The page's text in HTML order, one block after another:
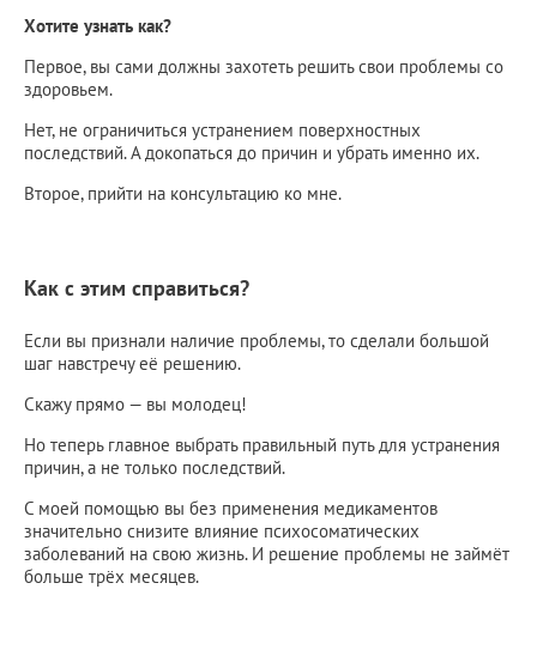
Хотите узнать как?
Первое, вы сами должны захотеть решить свои проблемы со
здоровьем.
Нет, не ограничиться устранением поверхностных
последствий. А докопаться до причин и убрать именно их.
Второе, прийти на консультацию ко мне.
Как с этим справиться?
Если вы признали наличие проблемы, то сделали большой
шаг навстречу её решению.
Скажу прямо — вы молодец!
Но теперь главное выбрать правильный путь для устранения
причин, а не только последствий.
С моей помощью вы без применения медикаментов
значительно снизите влияние психосоматических
заболеваний на свою жизнь. И решение проблемы не займёт
больше трёх месяцев.